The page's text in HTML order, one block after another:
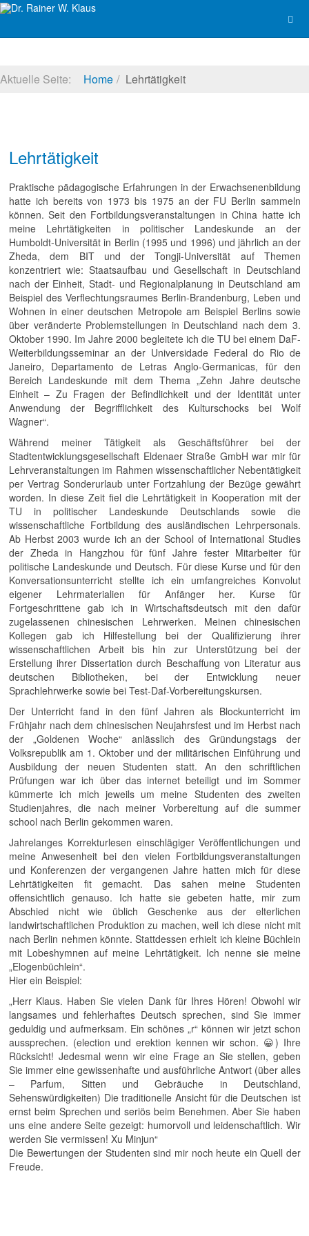
Aktuelle Seite: Home Lehrtätigkeit
Lehrtätigkeit
Praktische pädagogische Erfahrungen in der Erwachsenenbildung
hatte ich bereits von 1973 bis 1975 an der FU Berlin sammeln
können. Seit den Fortbildungsveranstaltungen in China hatte ich
meine Lehrtätigkeiten in politischer Landeskunde an der
Humboldt-Universität in Berlin (1995 und 1996) und jährlich an der
Zheda, dem BIT und der Tongji-Universität auf Themen
konzentriert wie: Staatsaufbau und Gesellschaft in Deutschland
nach der Einheit, Stadt- und Regionalplanung in Deutschland am
Beispiel des Verflechtungsraumes Berlin-Brandenburg, Leben und
Wohnen in einer deutschen Metropole am Beispiel Berlins sowie
über veränderte Problemstellungen in Deutschland nach dem 3.
Oktober 1990. Im Jahre 2000 begleitete ich die TU bei einem DaF-
Weiterbildungsseminar an der Universidade Federal do Rio de
Janeiro, Departamento de Letras Anglo-Germanicas, für den
Bereich Landeskunde mit dem Thema „Zehn Jahre deutsche
Einheit – Zu Fragen der Befindlichkeit und der Identität unter
Anwendung der Begrifflichkeit des Kulturschocks bei Wolf
Wagner“.
Während meiner Tätigkeit als Geschäftsführer bei der
Stadtentwicklungsgesellschaft Eldenaer Straße GmbH war mir für
Lehrveranstaltungen im Rahmen wissenschaftlicher Nebentätigkeit
per Vertrag Sonderurlaub unter Fortzahlung der Bezüge gewährt
worden. In diese Zeit fiel die Lehrtätigkeit in Kooperation mit der
TU in politischer Landeskunde Deutschlands sowie die
wissenschaftliche Fortbildung des ausländischen Lehrpersonals.
Ab Herbst 2003 wurde ich an der School of International Studies
der Zheda in Hangzhou für fünf Jahre fester Mitarbeiter für
politische Landeskunde und Deutsch. Für diese Kurse und für den
Konversationsunterricht stellte ich ein umfangreiches Konvolut
eigener Lehrmaterialien für Anfänger her. Kurse für
Fortgeschrittene gab ich in Wirtschaftsdeutsch mit den dafür
zugelassenen chinesischen Lehrwerken. Meinen chinesischen
Kollegen gab ich Hilfestellung bei der Qualifizierung ihrer
wissenschaftlichen Arbeit bis hin zur Unterstützung bei der
Erstellung ihrer Dissertation durch Beschaffung von Literatur aus
deutschen Bibliotheken, bei der Entwicklung neuer
Sprachlehrwerke sowie bei Test-Daf-Vorbereitungskursen.
Der Unterricht fand in den fünf Jahren als Blockunterricht im
Frühjahr nach dem chinesischen Neujahrsfest und im Herbst nach
der „Goldenen Woche“ anlässlich des Gründungstags der
Volksrepublik am 1. Oktober und der militärischen Einführung und
Ausbildung der neuen Studenten statt. An den schriftlichen
Prüfungen war ich über das internet beteiligt und im Sommer
kümmerte ich mich jeweils um meine Studenten des zweiten
Studienjahres, die nach meiner Vorbereitung auf die summer
school nach Berlin gekommen waren.
Jahrelanges Korrekturlesen einschlägiger Veröffentlichungen und
meine Anwesenheit bei den vielen Fortbildungsveranstaltungen
und Konferenzen der vergangenen Jahre hatten mich für diese
Lehrtätigkeiten fit gemacht. Das sahen meine Studenten
offensichtlich genauso. Ich hatte sie gebeten hatte, mir zum
Abschied nicht wie üblich Geschenke aus der elterlichen
landwirtschaftlichen Produktion zu machen, weil ich diese nicht mit
nach Berlin nehmen könnte. Stattdessen erhielt ich kleine Büchlein
mit Lobeshymnen auf meine Lehrtätigkeit. Ich nenne sie meine
„Elogenbüchlein“.
Hier ein Beispiel:
„Herr Klaus. Haben Sie vielen Dank für Ihres Hören! Obwohl wir
langsames und fehlerhaftes Deutsch sprechen, sind Sie immer
geduldig und aufmerksam. Ein schönes „r“ können wir jetzt schon
aussprechen. (election und erektion kennen wir schon. 😀) Ihre
Rücksicht! Jedesmal wenn wir eine Frage an Sie stellen, geben
Sie immer eine gewissenhafte und ausführliche Antwort (über alles
– Parfum, Sitten und Gebräuche in Deutschland,
Sehenswürdigkeiten) Die traditionelle Ansicht für die Deutschen ist
ernst beim Sprechen und seriös beim Benehmen. Aber Sie haben
uns eine andere Seite gezeigt: humorvoll und leidenschaftlich. Wir
werden Sie vermissen! Xu Minjun“
Die Bewertungen der Studenten sind mir noch heute ein Quell der
Freude.